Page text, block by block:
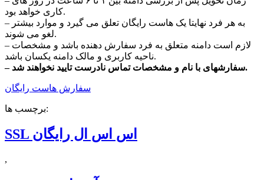
کاری خواهد بود.
– به هر فرد نهایتا یک هاست رایگان تعلق می گیرد و موارد بیشتر
لغو می شوند.
– لازم است دامنه متعلق به فرد سفارش دهنده باشد و مشخصات
ناحیه کاربری و مالک دامنه یکسان باشد.
– سفارشهای با نام و مشخصات تماس نادرست تایید نخواهند شد.
سفارش هاست رایگان
برچسب ها:
SSL اس اس ال رایگان
,